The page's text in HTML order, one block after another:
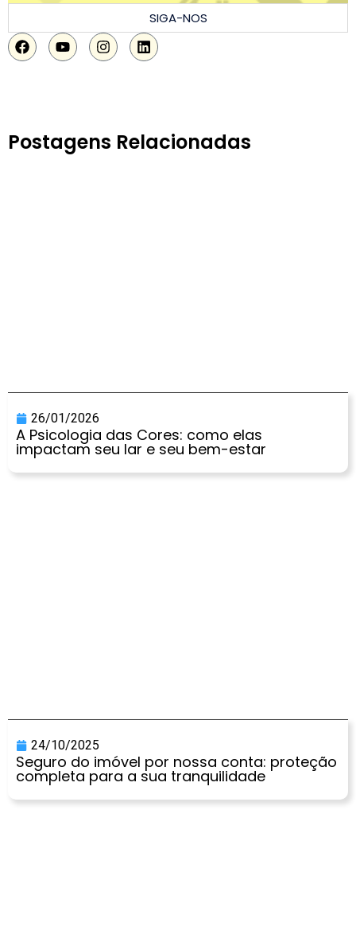
SIGA-NOS
Postagens Relacionadas
26/01/2026
A Psicologia das Cores: como elas
impactam seu lar e seu bem-estar
24/10/2025
Seguro do imóvel por nossa conta: proteção
completa para a sua tranquilidade